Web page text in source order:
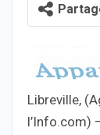
Libreville,
l’Info.com)